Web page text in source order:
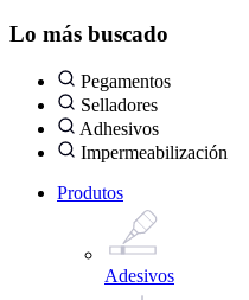
Lo más buscado
Pegamentos
Selladores
Adhesivos
Impermeabilización
Produtos
Adesivos